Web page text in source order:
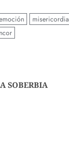
misericordia
SOBERBIA